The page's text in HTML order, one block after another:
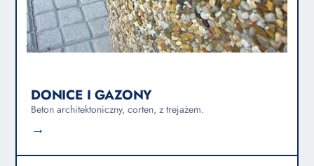
DONICE I GAZONY
Beton architektoniczny, corten, z trejażem.
→